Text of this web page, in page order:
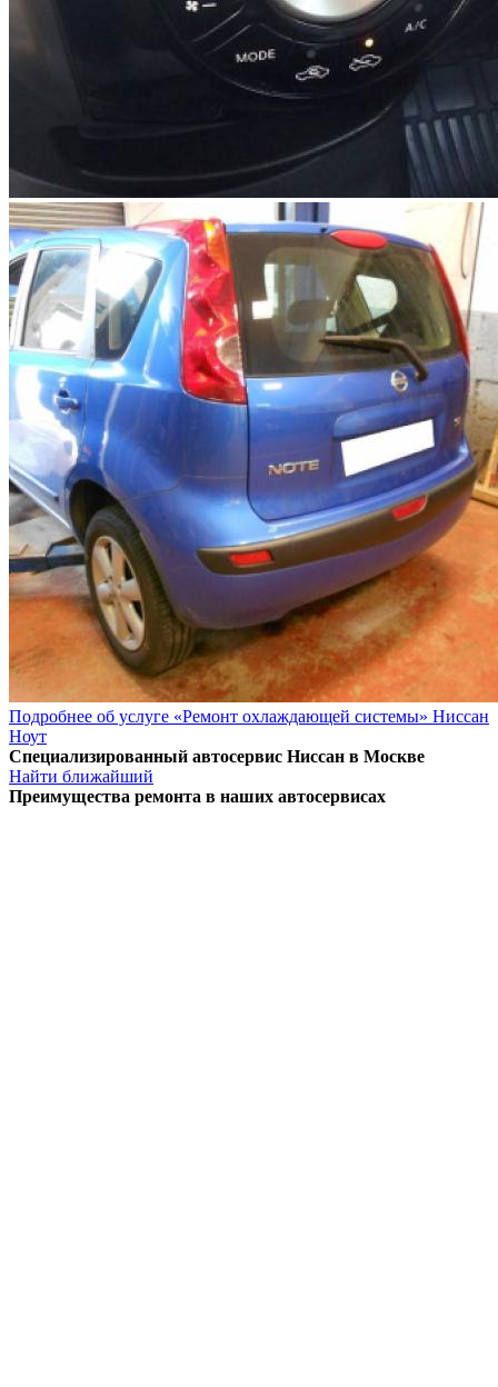
Подробнее об услуге «Ремонт охлаждающей системы» Ниссан
Ноут
Специализированный автосервис Ниссан в Москве
Найти ближайший
Преимущества ремонта в наших автосервисах